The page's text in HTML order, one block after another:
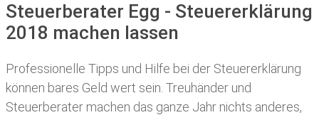
Steuerberater Egg - Steuererklärung
2018 machen lassen
Professionelle Tipps und Hilfe bei der Steuererklärung
können bares Geld wert sein. Treuhänder und
Steuerberater machen das ganze Jahr nichts anderes,